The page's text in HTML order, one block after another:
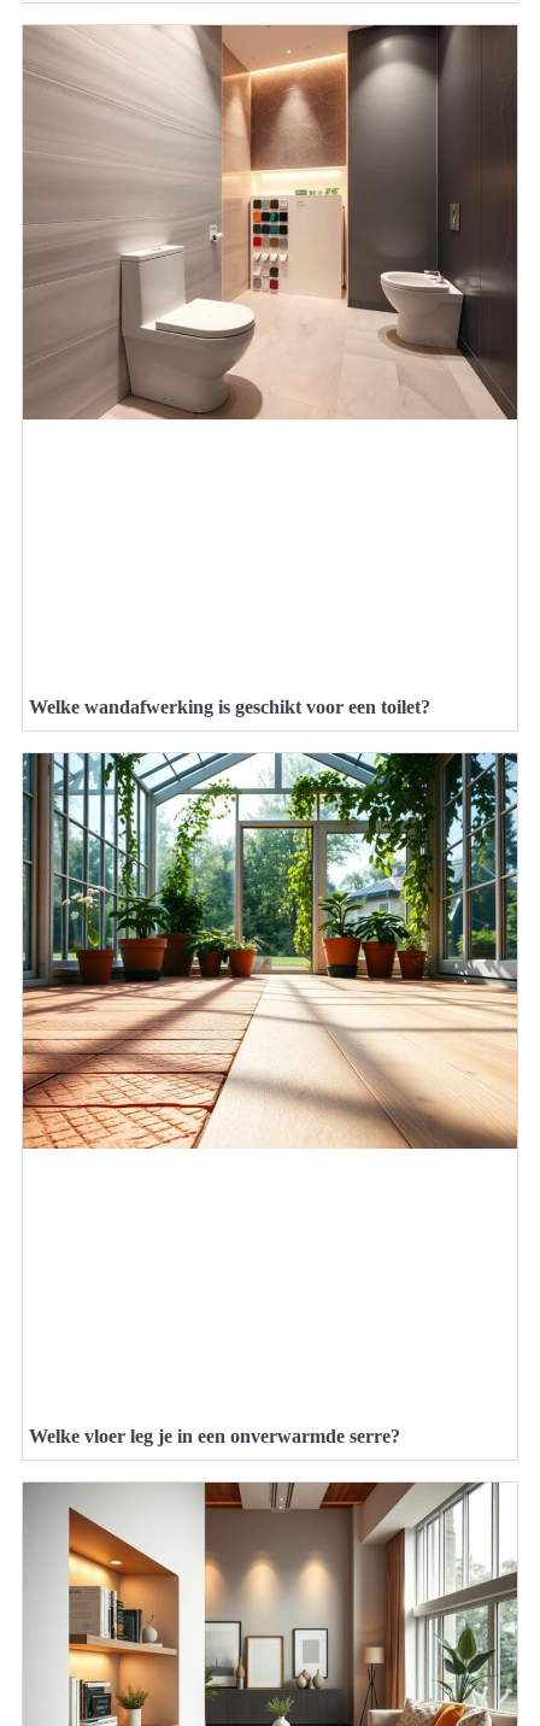
Welke wandafwerking is geschikt voor een toilet?
Welke vloer leg je in een onverwarmde serre?